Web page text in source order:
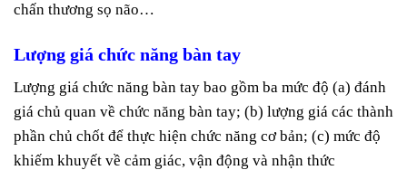
chấn thương sọ não…
Lượng giá chức năng bàn tay
Lượng giá chức năng bàn tay bao gồm ba mức độ (a) đánh
giá chủ quan về chức năng bàn tay; (b) lượng giá các thành
phần chủ chốt để thực hiện chức năng cơ bản; (c) mức độ
khiếm khuyết về cảm giác, vận động và nhận thức